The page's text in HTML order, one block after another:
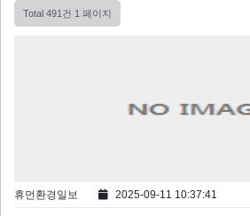
Total 491건 1 페이지
휴먼환경일보 2025-09-11 10:37:41